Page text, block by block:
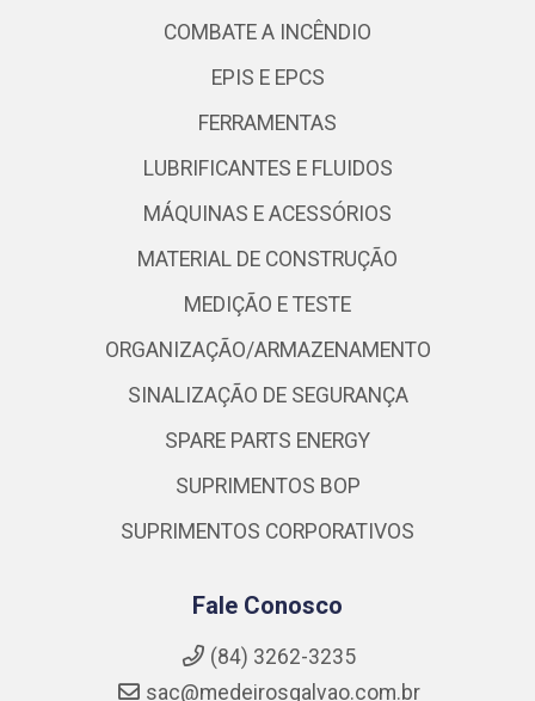
COMBATE A INCÊNDIO
EPIS E EPCS
FERRAMENTAS
LUBRIFICANTES E FLUIDOS
MÁQUINAS E ACESSÓRIOS
MATERIAL DE CONSTRUÇÃO
MEDIÇÃO E TESTE
ORGANIZAÇÃO/ARMAZENAMENTO
SINALIZAÇÃO DE SEGURANÇA
SPARE PARTS ENERGY
SUPRIMENTOS BOP
SUPRIMENTOS CORPORATIVOS
Fale Conosco
(84) 3262-3235
sac@medeirosgalvao.com.br